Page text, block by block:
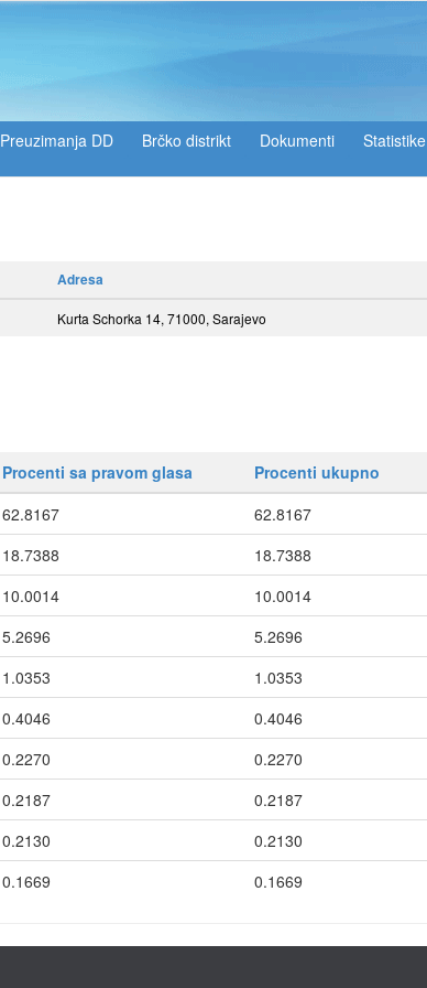
Preuzimanja DD Brčko distrikt Dokumenti Statistike
Adresa
Kurta Schorka 14, 71000, Sarajevo
Procenti sa pravom glasa Procenti ukupno
62.8167 62.8167
18.7388 18.7388
10.0014 10.0014
5.2696 5.2696
1.0353 1.0353
0.4046 0.4046
0.2270 0.2270
0.2187 0.2187
0.2130 0.2130
0.1669 0.1669